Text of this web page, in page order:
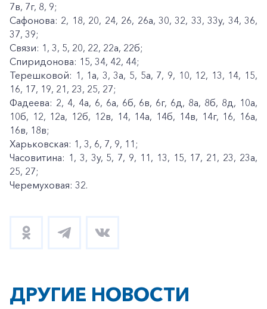
7в, 7г, 8, 9;
Сафонова: 2, 18, 20, 24, 26, 26а, 30, 32, 33, 33у, 34, 36,
37, 39;
Связи: 1, 3, 5, 20, 22, 22а, 22б;
Спиридонова: 15, 34, 42, 44;
Терешковой: 1, 1а, 3, 3а, 5, 5а, 7, 9, 10, 12, 13, 14, 15,
16, 17, 19, 21, 23, 25, 27;
Фадеева: 2, 4, 4а, 6, 6а, 6б, 6в, 6г, 6д, 8а, 8б, 8д, 10а,
10б, 12, 12а, 12б, 12в, 14, 14а, 14б, 14в, 14г, 16, 16а,
16в, 18в;
Харьковская: 1, 3, 6, 7, 9, 11;
Часовитина: 1, 3, 3у, 5, 7, 9, 11, 13, 15, 17, 21, 23, 23а,
25, 27;
Черемуховая: 32.
ДРУГИЕ НОВОСТИ